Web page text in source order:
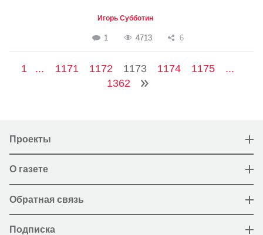
Игорь Субботин
1 4713 6
1 ... 1171 1172 1173 1174 1175
...
1362
Проекты
О газете
Обратная связь
Подписка